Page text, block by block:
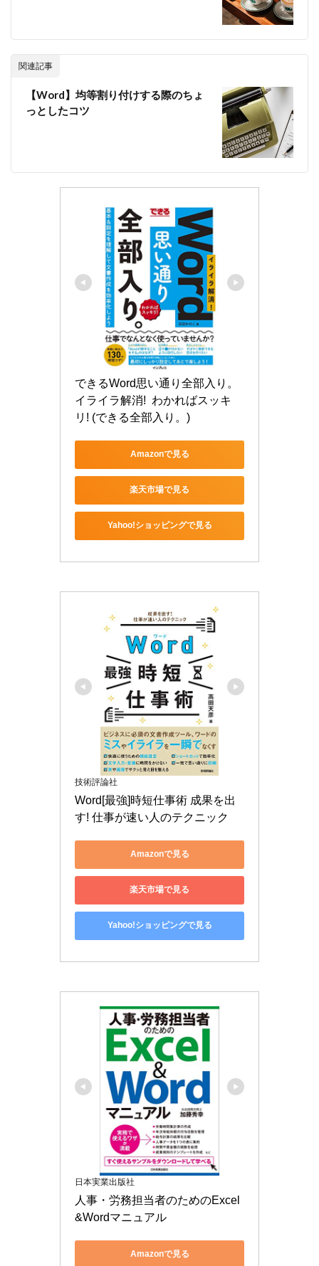
関連記事
【Word】均等割り付けする際のちょ
っとしたコツ
できるWord思い通り全部入り。
イライラ解消!  わかればスッキ
リ! (できる全部入り。)
Amazonで見る
楽天市場で見る
Yahoo!ショッピングで見る
技術評論社
Word[最強]時短仕事術 成果を出
す! 仕事が速い人のテクニック
Amazonで見る
楽天市場で見る
Yahoo!ショッピングで見る
日本実業出版社
人事・労務担当者のためのExcel
&Wordマニュアル
Amazonで見る